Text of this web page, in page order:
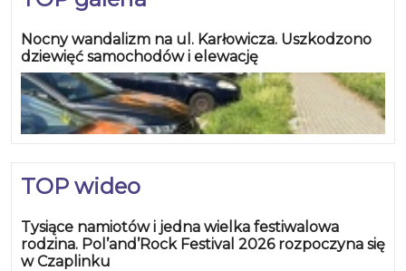
Nocny wandalizm na ul. Karłowicza. Uszkodzono
dziewięć samochodów i elewację
TOP wideo
Tysiące namiotów i jedna wielka festiwalowa
rodzina. Pol’and’Rock Festival 2026 rozpoczyna się
w Czaplinku